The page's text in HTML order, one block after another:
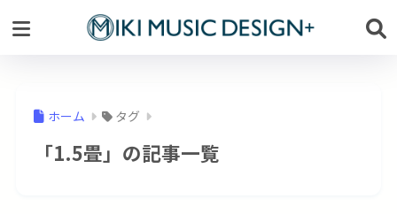
ホーム タグ
「1.5畳」の記事一覧